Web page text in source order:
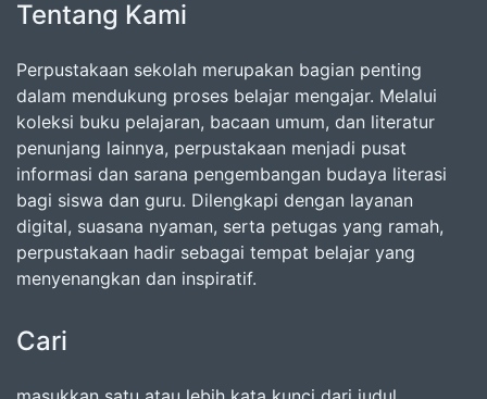
Tentang Kami
Perpustakaan sekolah merupakan bagian penting
dalam mendukung proses belajar mengajar. Melalui
koleksi buku pelajaran, bacaan umum, dan literatur
penunjang lainnya, perpustakaan menjadi pusat
informasi dan sarana pengembangan budaya literasi
bagi siswa dan guru. Dilengkapi dengan layanan
digital, suasana nyaman, serta petugas yang ramah,
perpustakaan hadir sebagai tempat belajar yang
menyenangkan dan inspiratif.
Cari